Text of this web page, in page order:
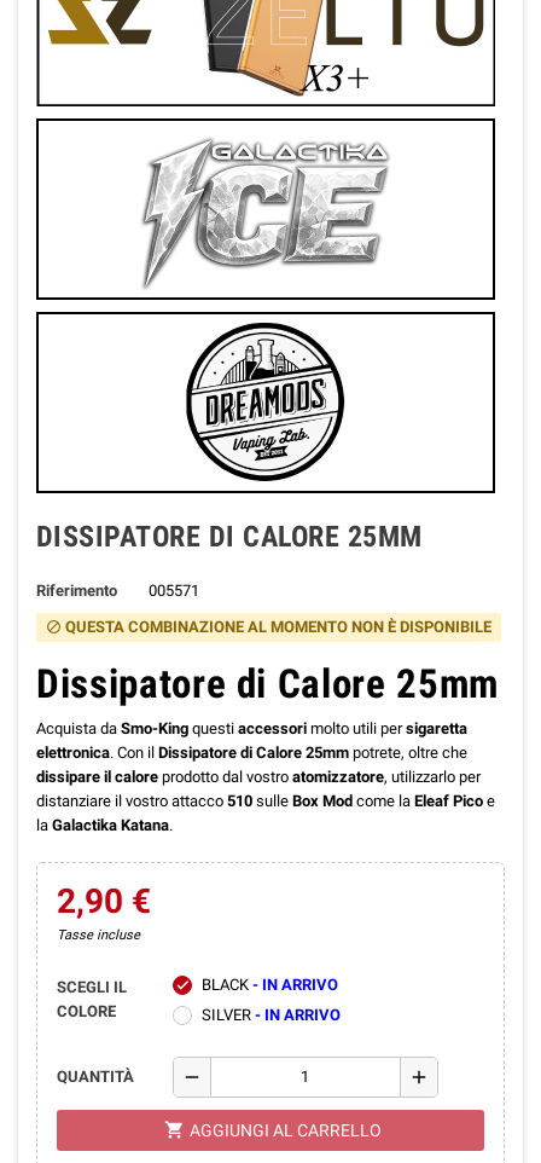
DISSIPATORE DI CALORE 25MM
Riferimento 005571
block QUESTA COMBINAZIONE AL MOMENTO NON È DISPONIBILE
Dissipatore di Calore 25mm
Acquista da Smo-King questi accessori molto utili persigaretta
elettronica. Con il Dissipatore di Calore 25mm potrete, oltre che
dissipare il calore prodotto dal vostro atomizzatore, utilizzarlo per
distanziare il vostro attacco 510 sulle Box Mod come la Eleaf Pico e
la Galactika Katana.
2,90 €
Tasse incluse
SCEGLI IL
COLORE
check BLACK- IN ARRIVO
SILVER- IN ARRIVO
QUANTITÀ remove add
shopping_cart AGGIUNGI AL CARRELLO